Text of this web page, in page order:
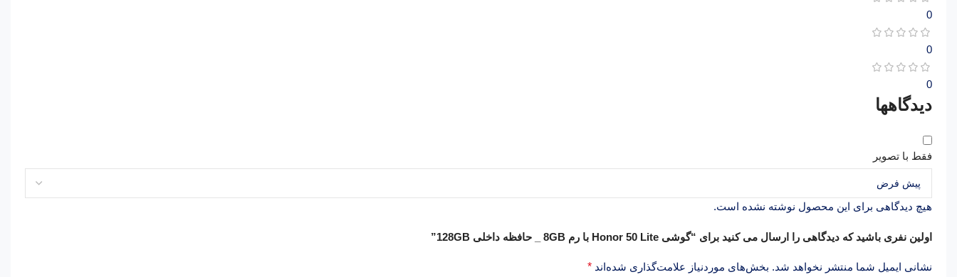
0
0
0
دیدگاهها
فقط با تصویر
هیچ دیدگاهی برای این محصول نوشته نشده است.
اولین نفری باشید که دیدگاهی را ارسال می کنید برای “گوشی Honor 50 Lite با رم 8GB _ حافظه داخلی 128GB”
نشانی ایمیل شما منتشر نخواهد شد. بخش‌های موردنیاز علامت‌گذاری شده‌اند *